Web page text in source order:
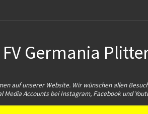
FV Germania
auf unserer Website. Wir wünschen allen
Media Accounts bei Instagram, Facebook und